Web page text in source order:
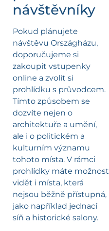
návštěvníky
Pokud plánujete
návštěvu Országházu,
doporučujeme si
zakoupit vstupenky
online a zvolit si
prohlídku s průvodcem.
Tímto způsobem se
dozvíte nejen o
architektuře a umění,
ale i o politickém a
kulturním významu
tohoto místa. V rámci
prohlídky máte možnost
vidět i místa, která
nejsou běžně přístupná,
jako například jednací
síň a historické salony.